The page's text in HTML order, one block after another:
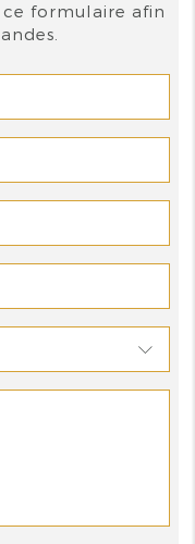
formulaire afin